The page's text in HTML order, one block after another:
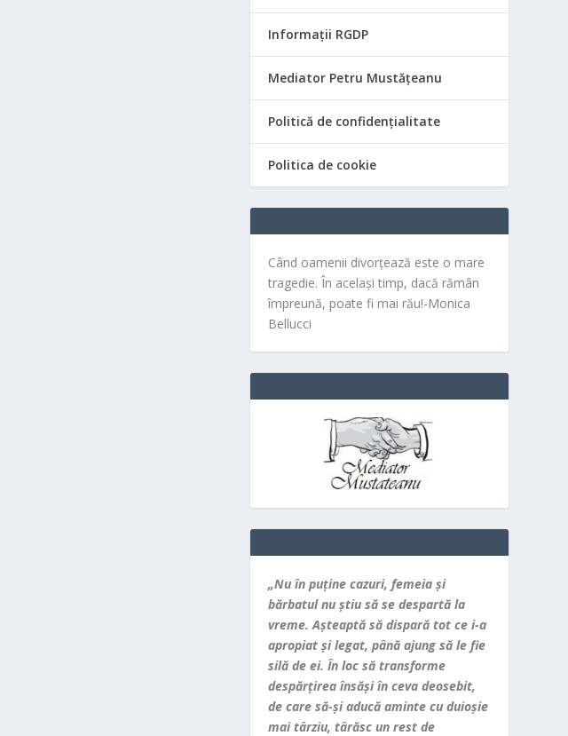
Informații RGDP
Mediator Petru Mustățeanu
Politică de confidențialitate
Politica de cookie
Când oamenii divorțează este o mare
tragedie. În același timp, dacă rămân
împreună, poate fi mai rău!-Monica
Bellucci
„Nu în puţine cazuri, femeia şi
bărbatul nu ştiu să se despartă la
vreme. Aşteaptă să dispară tot ce i-a
apropiat şi legat, până ajung să le fie
silă de ei. În loc să transforme
despărţirea însăşi în ceva deosebit,
de care să-şi aducă aminte cu duioşie
mai târziu, târăsc un rest de